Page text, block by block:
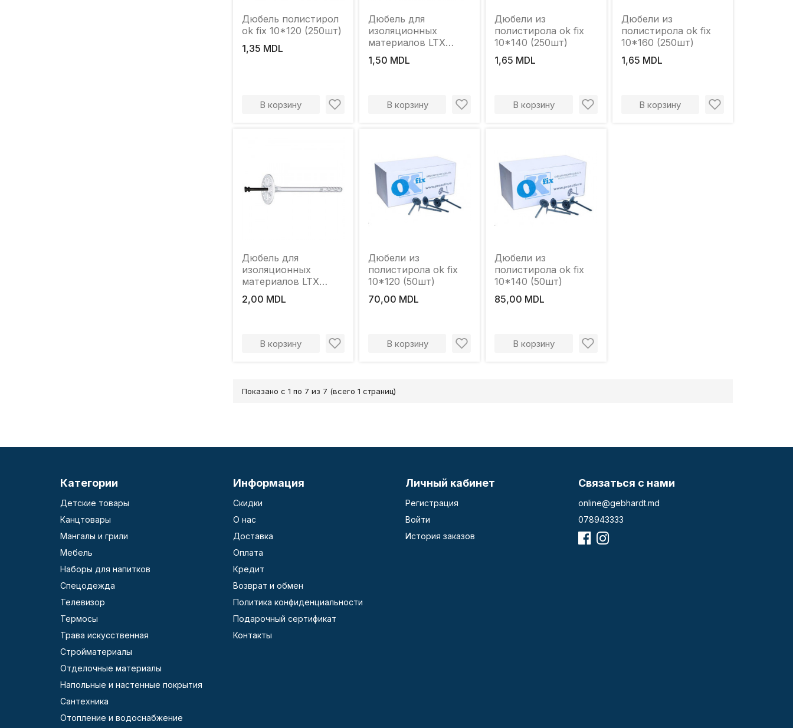
Дюбель полистирол
ok fix 10*120 (250шт)
1,35 MDL
В корзину
Дюбель для
изоляционных
материалов LTX
10x120мм
1,50 MDL
В корзину
Дюбели из
полистирола ok fix
10*140 (250шт)
1,65 MDL
В корзину
Дюбели из
полистирола ok fix
10*160 (250шт)
1,65 MDL
В корзину
Дюбель для
изоляционных
материалов LTX
10x110мм
2,00 MDL
В корзину
Дюбели из
полистирола ok fix
10*120 (50шт)
70,00 MDL
В корзину
Дюбели из
полистирола ok fix
10*140 (50шт)
85,00 MDL
В корзину
Показано с 1 по 7 из 7 (всего 1 страниц)
Категории
Детские товары
Канцтовары
Мангалы и грили
Мебель
Наборы для напитков
Спецодежда
Телевизор
Термосы
Трава искусственная
Стройматериалы
Отделочные материалы
Напольные и настенные покрытия
Сантехника
Отопление и водоснабжение
Информация
Скидки
О нас
Доставка
Оплата
Кредит
Возврат и обмен
Политика конфиденциальности
Подарочный сертификат
Контакты
Личный кабинет
Регистрация
Войти
История заказов
Связаться с нами
online@gebhardt.md
078943333